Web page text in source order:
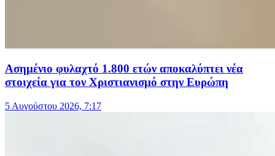
Ασημένιο φυλαχτό 1.800 ετών αποκαλύπτει νέα
στοιχεία για τον Χριστιανισμό στην Ευρώπη
5 Αυγούστου 2026, 7:17